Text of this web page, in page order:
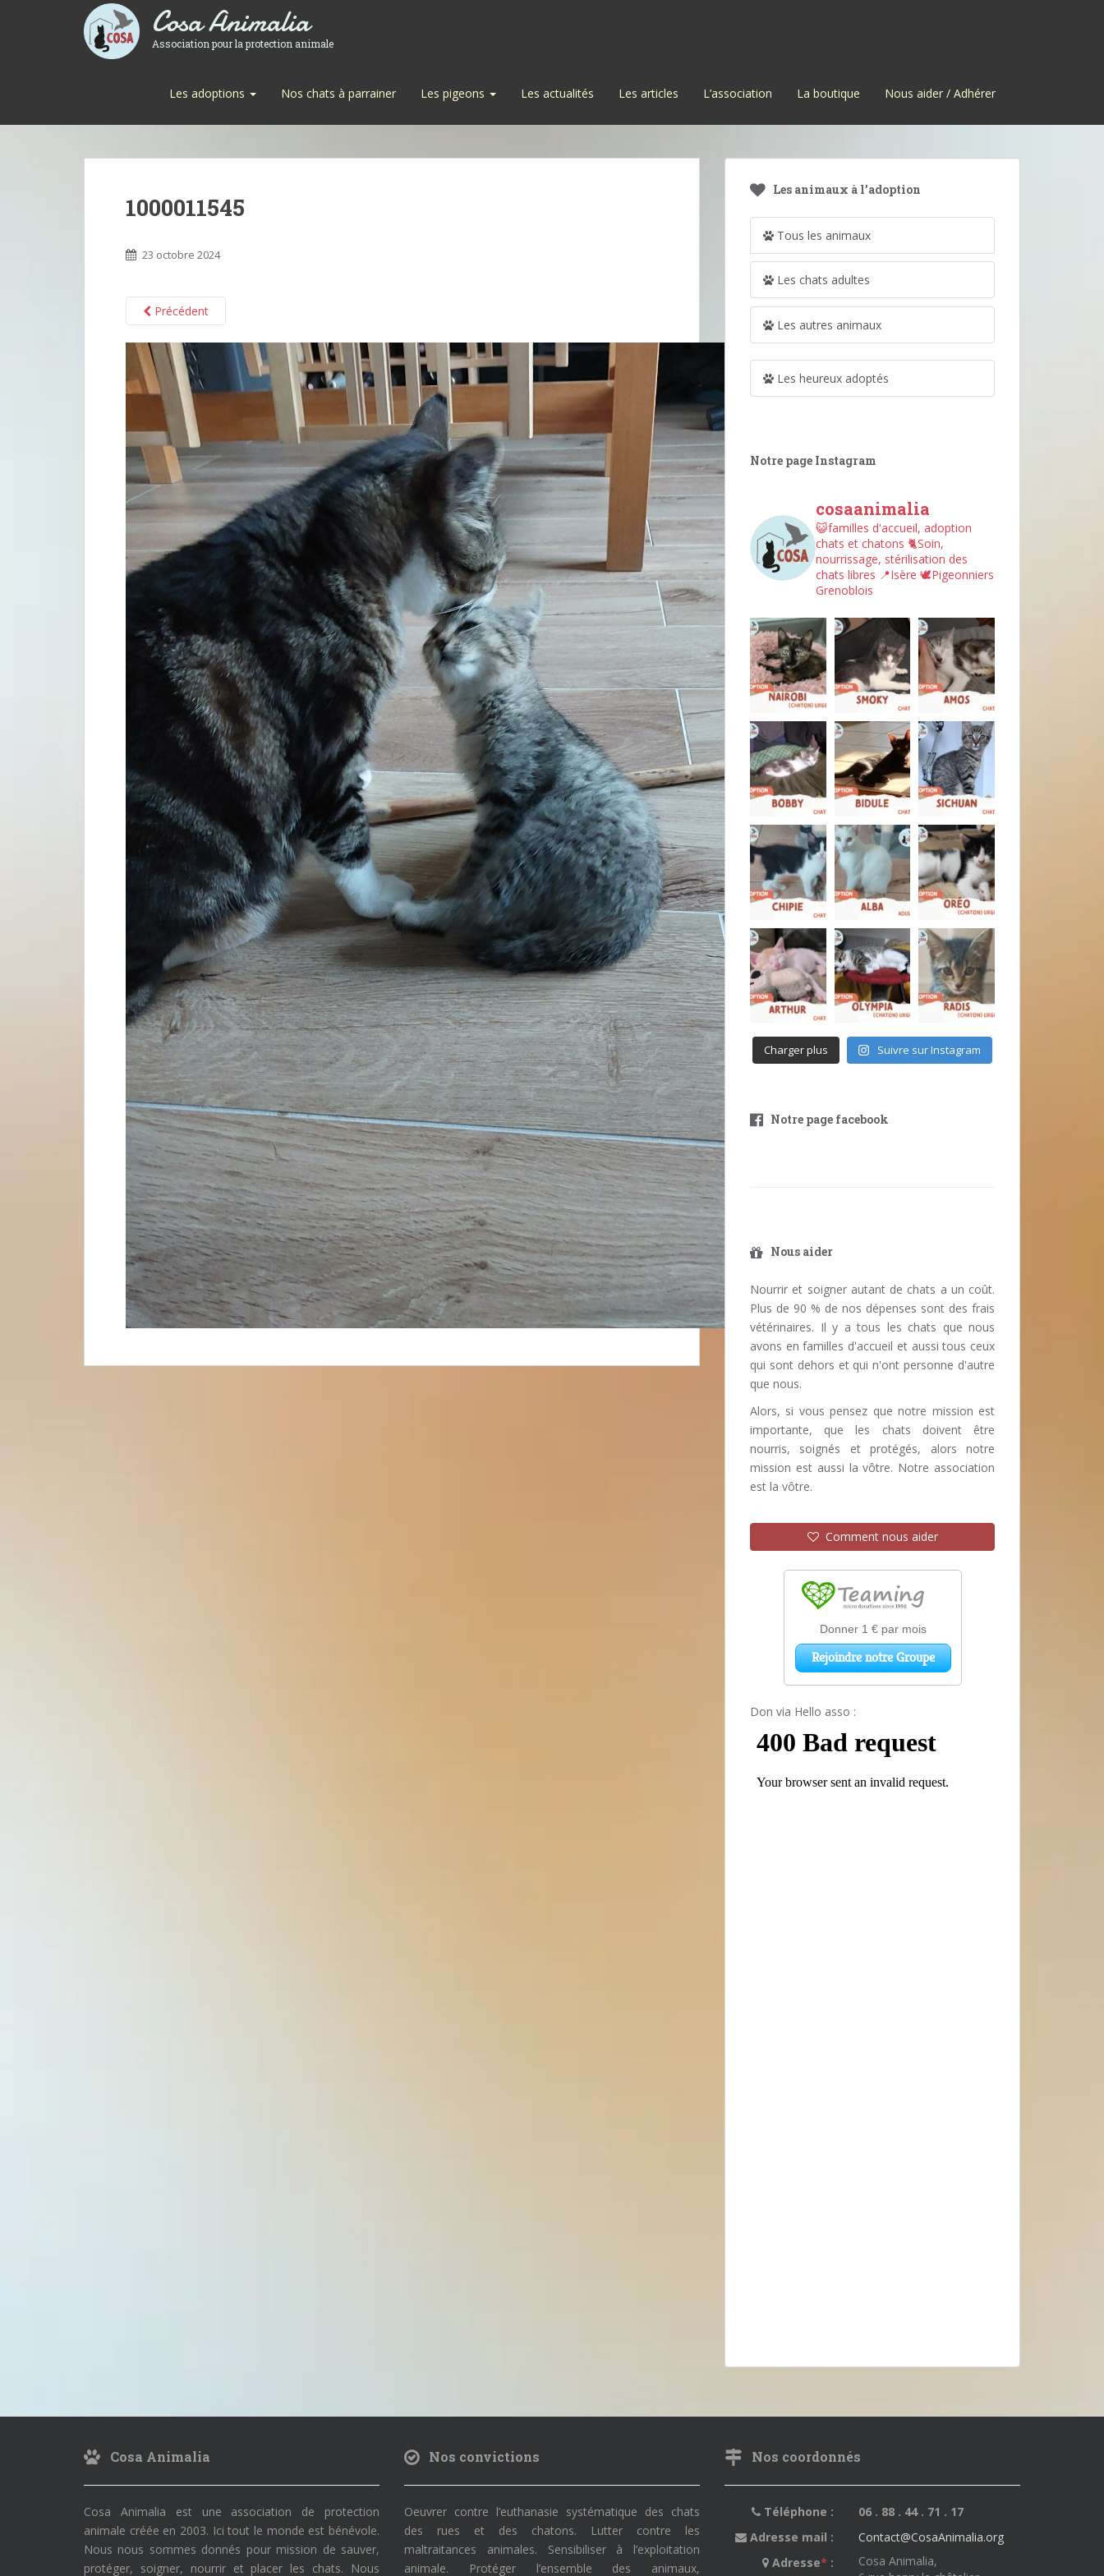
Cosa Animalia
Association pour la protection animale
Les adoptions Nos chats à parrainer Les pigeons Les actualités Les articles L’association La boutique Nous aider / Adhérer
1000011545
23 octobre 2024
Précédent
Les animaux à l’adoption
Tous les animaux
Les chats adultes
Les autres animaux
Les heureux adoptés
Notre page Instagram
cosaanimalia
😺familles d'accueil, adoption
chats et chatons 🐈Soin,
nourrissage, stérilisation des
chats libres 📍Isère 🕊︎Pigeonniers
Grenoblois
Charger plus Suivre sur Instagram
Notre page facebook
Nous aider
Nourrir et soigner autant de chats a un coût.
Plus de 90 % de nos dépenses sont des frais
vétérinaires. Il y a tous les chats que nous
avons en familles d'accueil et aussi tous ceux
qui sont dehors et qui n'ont personne d'autre
que nous.
Alors, si vous pensez que notre mission est
importante, que les chats doivent être
nourris, soignés et protégés, alors notre
mission est aussi la vôtre. Notre association
est la vôtre.
Comment nous aider
Don via Hello asso :
Cosa Animalia
Cosa Animalia est une association de protection
animale créée en 2003. Ici tout le monde est bénévole.
Nous nous sommes donnés pour mission de sauver,
protéger, soigner, nourrir et placer les chats. Nous
Nos convictions
Oeuvrer contre l’euthanasie systématique des chats
des rues et des chatons. Lutter contre les
maltraitances animales. Sensibiliser à l’exploitation
animale. Protéger l’ensemble des animaux,
Nos coordonnés
Téléphone :
06 . 88 . 44 . 71 . 17
Adresse mail :
Contact@CosaAnimalia.org
Adresse* :
Cosa Animalia,